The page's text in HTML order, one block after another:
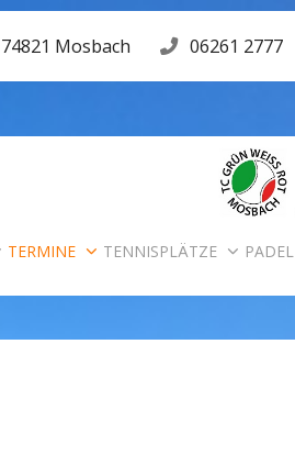
Mosbach 06261 2777
TERMINE TENNISPLÄTZE PADEL